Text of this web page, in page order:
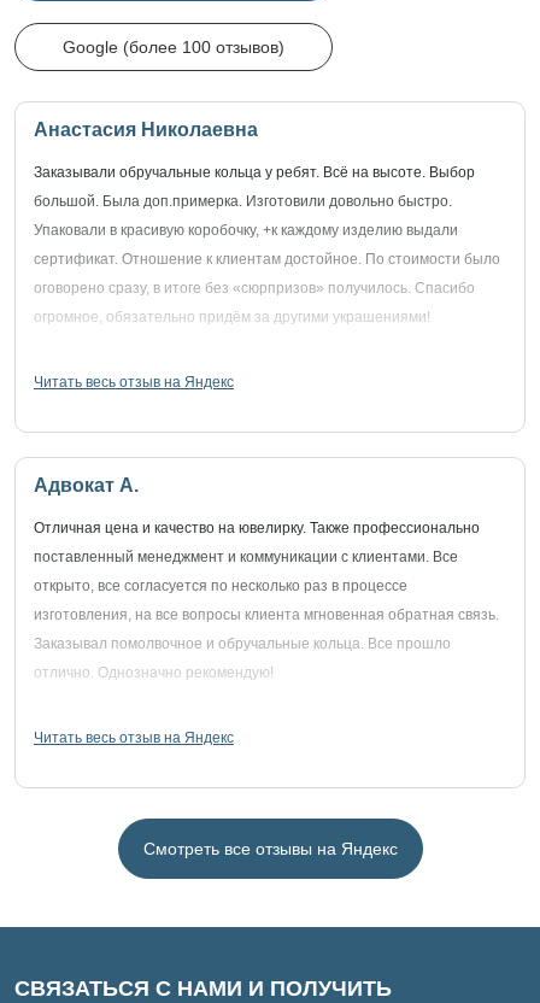
Google (более 100 отзывов)
Анастасия Николаевна
Заказывали обручальные кольца у ребят. Всё на высоте. Выбор
большой. Была доп.примерка. Изготовили довольно быстро.
Упаковали в красивую коробочку, +к каждому изделию выдали
сертификат. Отношение к клиентам достойное. По стоимости было
оговорено сразу, в итоге без «сюрпризов» получилось. Спасибо
огромное, обязательно придём за другими украшениями!
Читать весь отзыв на Яндекс
Адвокат А.
Отличная цена и качество на ювелирку. Также профессионально
поставленный менеджмент и коммуникации с клиентами. Все
открыто, все согласуется по несколько раз в процессе
изготовления, на все вопросы клиента мгновенная обратная связь.
Заказывал помолвочное и обручальные кольца. Все прошло
отлично. Однозначно рекомендую!
Читать весь отзыв на Яндекс
Смотреть все отзывы на Яндекс
СВЯЗАТЬСЯ С НАМИ И ПОЛУЧИТЬ